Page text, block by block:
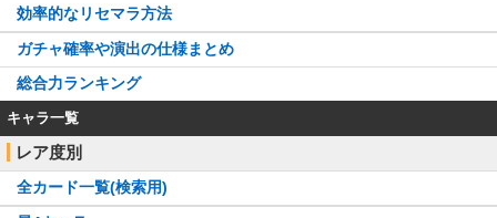
効率的なリセマラ方法
ガチャ確率や演出の仕様まとめ
総合力ランキング
キャラ一覧
レア度別
全カード一覧(検索用)